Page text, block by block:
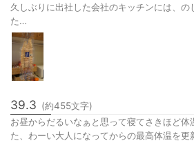
久しぶりに出社した会社のキッチンには、の
た…
39.3 (約455文字)
お昼からだるいなぁと思って寝てさきほど
た、わーい大人になってからの最高体温を更